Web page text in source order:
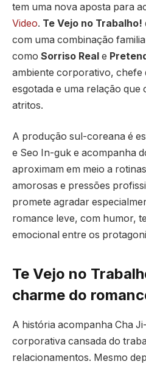
tem uma nova aposta para
Video. Te Vejo no Trabalho!
com uma combinação
como Sorriso Real e
ambiente corporativo, chefe
esgotada e uma relação
atritos.
A produção sul-coreana é
e Seo In-guk e acompanha
aproximam em meio a
amorosas e pressões
promete agradar
romance leve, com humor,
emocional entre os
Te Vejo no
charme do
A história acompanha Cha
corporativa cansada do
relacionamentos. Mesmo